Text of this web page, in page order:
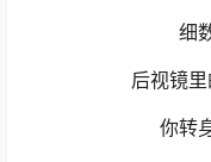
细
后视镜
你转